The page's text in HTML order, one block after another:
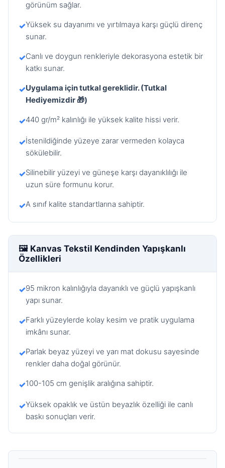
görünüm sağlar.
✓Yüksek su dayanımı ve yırtılmaya karşı güçlü direnç
sunar.
✓Canlı ve doygun renkleriyle dekorasyona estetik bir
katkı sunar.
✓Uygulama için tutkal gereklidir. (Tutkal
Hediyemizdir 🎁)
✓440 gr/m² kalınlığı ile yüksek kalite hissi verir.
✓İstenildiğinde yüzeye zarar vermeden kolayca
sökülebilir.
✓Silinebilir yüzeyi ve güneşe karşı dayanıklılığı ile
uzun süre formunu korur.
✓A sınıf kalite standartlarına sahiptir.
🖼️ Kanvas Tekstil Kendinden Yapışkanlı
Özellikleri
✓95 mikron kalınlığıyla dayanıklı ve güçlü yapışkanlı
yapı sunar.
✓Farklı yüzeylerde kolay kesim ve pratik uygulama
imkânı sunar.
✓Parlak beyaz yüzeyi ve yarı mat dokusu sayesinde
renkler daha doğal görünür.
✓100-105 cm genişlik aralığına sahiptir.
✓Yüksek opaklık ve üstün beyazlık özelliği ile canlı
baskı sonuçları verir.